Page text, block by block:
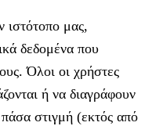
ιστότοπο μας,
δεδομένα που
Όλοι οι χρήστες
ή να διαγράφουν
στιγμή (εκτός από